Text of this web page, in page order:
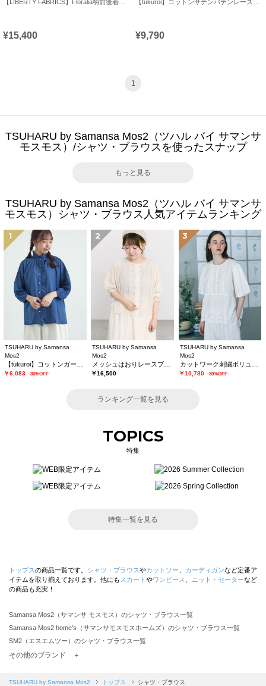
¥15,400 ¥9,790
1
TSUHARU by Samansa Mos2（ツハル バイ サマンサ
モスモス）/シャツ・ブラウスを使ったスナップ
もっと見る
TSUHARU by Samansa Mos2（ツハル バイ サマンサ
モスモス）シャツ・ブラウス人気アイテムランキング
1
TSUHARU by Samansa
Mos2
￥6,083 -30%OFF-
2
TSUHARU by Samansa
Mos2
￥16,500
3
TSUHARU by Samansa
Mos2
￥10,780 -30%OFF-
ランキング一覧を見る
TOPICS
特集
特集一覧を見る
トップスの商品一覧です。 シャツ・ブラウスやカットソー カーディガンなど定番ア
イテムを取り揃えております。他にも スカート やワンピース ニット・セーターなど
の商品も充実！
Samansa Mos2（サマンサ モスモス）のシャツ・ブラウス一覧
Samansa Mos2 home's（サマンサモスモスホームズ）のシャツ・ブラウス一覧
SM2（エスエムツー）のシャツ・ブラウス一覧
Samansa Mos2 blue（サマンサモスモス ブルー）のシャツ・ブラウス一覧
その他のブランド ＋
TSUHARU by Samansa Mos2 トップス シャツ・ブラウス